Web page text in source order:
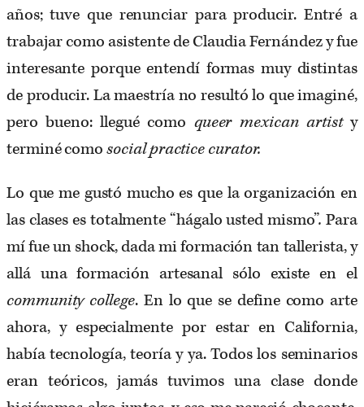
años; tuve que renunciar para producir. Entré a
trabajar como asistente de Claudia Fernández y fue
interesante porque entendí formas muy distintas
de producir. La maestría no resultó lo que imaginé,
pero bueno: llegué como queer mexican artisty
terminé comosocial practice curator.
Lo que me gustó mucho es que la organización en
las clases es totalmente “hágalo usted mismo”.Para
mí fue un shock, dada mi formación tan tallerista, y
allá una formación artesanal sólo existe en el
community college. En lo que se define como arte
ahora, y especialmente por estar en California,
había tecnología, teoría y ya. Todos los seminarios
eran teóricos, jamás tuvimos una clase donde